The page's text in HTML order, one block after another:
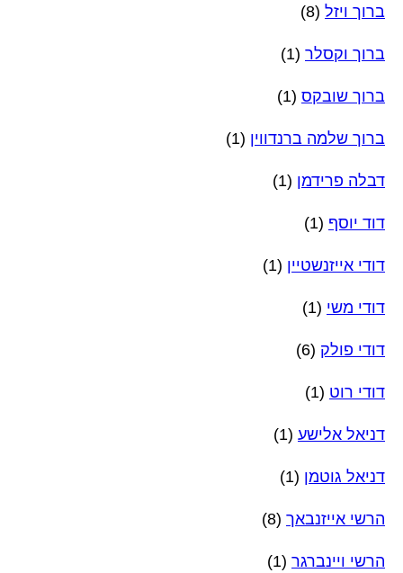
ברוך ויזל (8)
ברוך וקסלר (1)
ברוך שובקס (1)
ברוך שלמה ברנדווין (1)
דבלה פרידמן (1)
דוד יוסף (1)
דודי אייזנשטיין (1)
דודי משי (1)
דודי פולק (6)
דודי רוט (1)
דניאל אלישע (1)
דניאל גוטמן (1)
הרשי אייזנבאך (8)
הרשי ויינברגר (1)